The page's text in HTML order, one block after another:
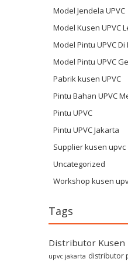
Model Jendela UPVC
Model Kusen UPVC
Model Pintu UPVC
Model Pintu UPVC
Pabrik kusen UPVC
Pintu Bahan UPVC
Pintu UPVC
Pintu UPVC Jakarta
Supplier kusen upvc
Uncategorized
Workshop kusen
Tags
Distributor Kusen
upvc jakarta distributor